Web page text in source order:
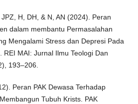
H, DH, & N, AN (2024). Peran
dalam membantu Permasalahan
Mengalami Stress dan Depresi Pada
REI MAI: Jurnal Ilmu Teologi Dan
193–206.
Peran PAK Dewasa Terhadap
Tubuh Krists. PAK